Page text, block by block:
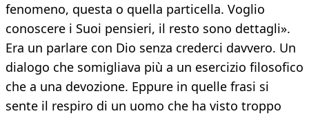
fenomeno, questa o quella particella. Voglio
conoscere i Suoi pensieri, il resto sono dettagli».
Era un parlare con Dio senza crederci davvero. Un
dialogo che somigliava più a un esercizio filosofico
che a una devozione. Eppure in quelle frasi si
sente il respiro di un uomo che ha visto troppo